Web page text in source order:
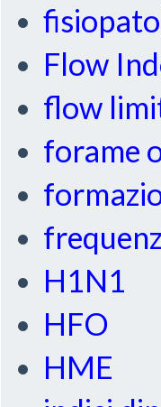
Flow
flow
forame
H1N1
HFO
HME